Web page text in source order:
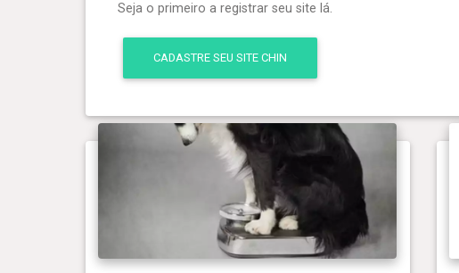
Seja o primeiro a registrar seu site lá.
CADASTRE SEU SITE CHIN